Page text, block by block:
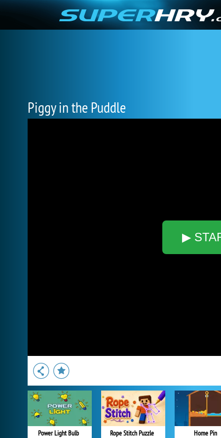
Piggy in the Puddle
▶
Power Light Bulb Rope Stitch Puzzle Home Pin